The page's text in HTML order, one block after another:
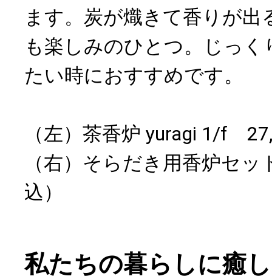
ます。炭が熾きて香りが出
も楽しみのひとつ。じっ
たい時におすすめです。
（左）茶香炉 yuragi 1/f
（右）そらだき用香炉セ
込）
私たちの暮らしに癒